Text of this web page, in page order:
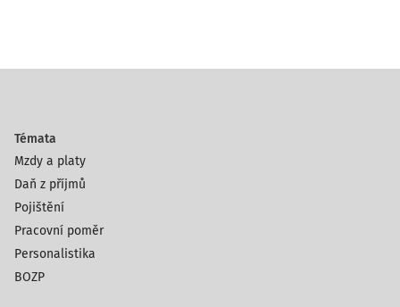
Témata
Mzdy a platy
Daň z příjmů
Pojištění
Pracovní poměr
Personalistika
BOZP